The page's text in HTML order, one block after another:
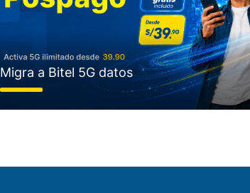
Migra a Bitel 5G datos